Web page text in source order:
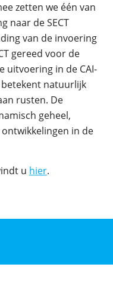
zetten we één van
naar de SECT
van de invoering
gereed voor de
uitvoering in de CAI-
natuurlijk
rusten. De
geheel,
in de
u hier.